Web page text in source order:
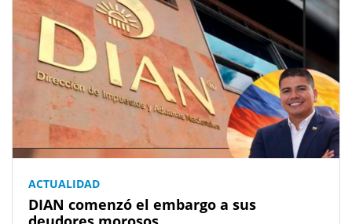
ACTUALIDAD
DIAN comenzó el embargo a sus